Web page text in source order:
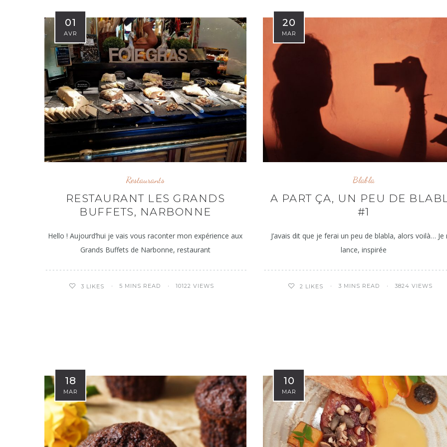
01
AVR
Restaurants
RESTAURANT LES GRANDS
BUFFETS, NARBONNE
Hello ! Aujourd’hui je vais vous raconter mon expérience aux
Grands Buffets de Narbonne, restaurant
3 LIKES 5 MINS READ 10122 VIEWS
20
MAR
Blabla
A PART ÇA, UN PEU DE
#1
J’avais dit que je ferai un peu de blabla, alors voilà… Je
lance, inspirée
2 LIKES 3 MINS READ 3824 VIEWS
18
MAR
10
MAR